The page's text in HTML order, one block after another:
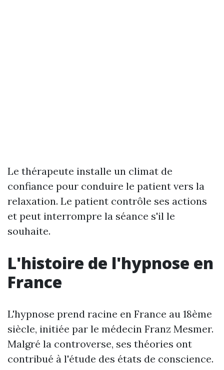
Le thérapeute installe un climat de
confiance pour conduire le patient vers la
relaxation. Le patient contrôle ses actions
et peut interrompre la séance s'il le
souhaite.
L'histoire de l'hypnose en
France
L'hypnose prend racine en France au 18ème
siècle, initiée par le médecin Franz Mesmer.
Malgré la controverse, ses théories ont
contribué à l'étude des états de conscience.